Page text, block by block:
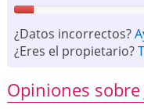
¿Datos incorrectos?
¿Eres el propietario?
Opiniones